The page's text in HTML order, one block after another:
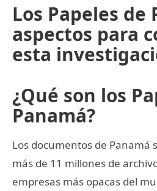
Los Papeles de
aspectos para
esta
¿Qué son los
Panamá?
Los documentos de Panamá
más de 11 millones de
empresas más opacas del